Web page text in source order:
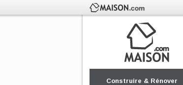
Construire & Rénover